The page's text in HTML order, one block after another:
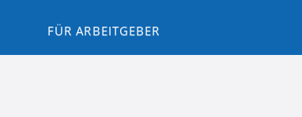
FÜR ARBEITGEBER